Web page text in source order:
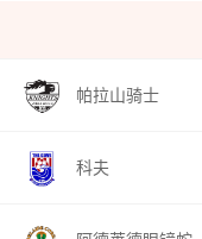
帕拉山骑士
科夫